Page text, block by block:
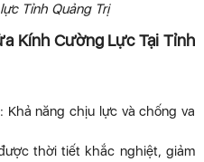
Tỉnh Quảng Trị
Kính Cường Lực Tại Tỉnh
: Khả năng chịu lực và chống va
thời tiết khắc nghiệt, giảm